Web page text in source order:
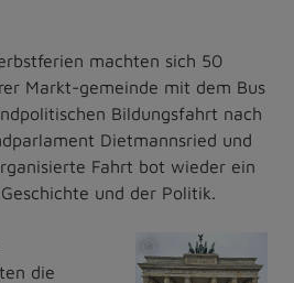
machten sich 50
Markt-gemeinde mit dem Bus
Bildungsfahrt nach
Dietmannsried und
Fahrt bot wieder ein
und der Politik.
Markt
die